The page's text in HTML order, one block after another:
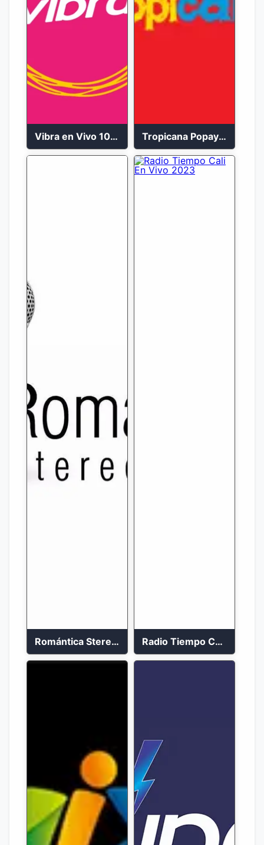
Vibra en Vivo 104.9 FM Bogotá Tropicana Popayán en vivo 106.1 FM
Romántica Stereo 88.1 FM Radio Tiempo Cali En Vivo 2023